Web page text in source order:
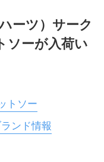
ーツ）サーク
ソーが入荷い
トソー
ンド情報